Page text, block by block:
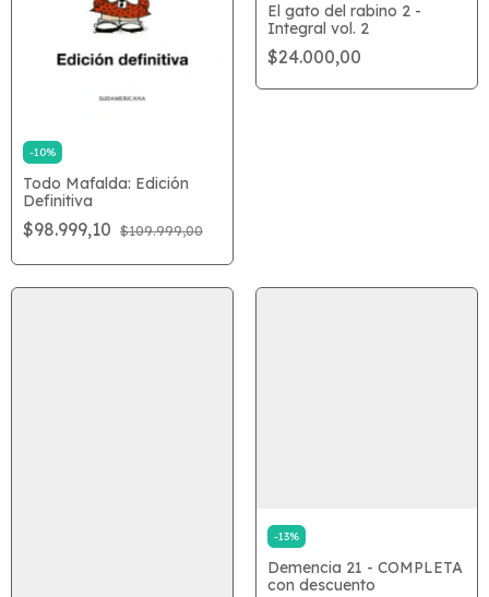
-10%
Todo Mafalda: Edición
Definitiva
$98.999,10 $109.999,00
El gato del rabino 2 -
Integral vol. 2
$24.000,00
-13%
Demencia 21 - COMPLETA
con descuento